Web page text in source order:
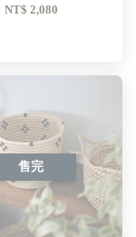
NT$ 2,080
售完